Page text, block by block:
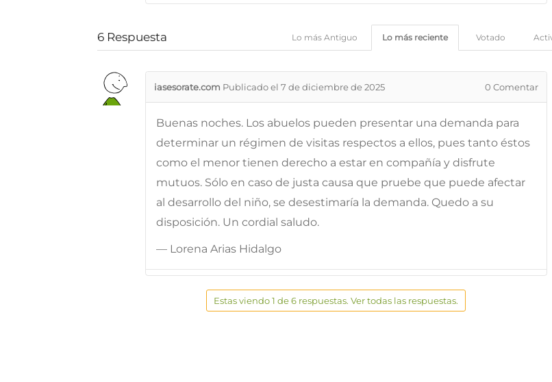
6 Respuesta Votado
Lo más reciente
Lo más Antiguo
iasesorate.com Publicado el 7 de diciembre de 2025 0 Comentar
Buenas noches. Los abuelos pueden presentar una demanda para
determinar un régimen de visitas respectos a ellos, pues tanto éstos
como el menor tienen derecho a estar en compañía y disfrute
mutuos. Sólo en caso de justa causa que pruebe que puede afectar
al desarrollo del niño, se desestimaría la demanda. Quedo a su
disposición. Un cordial saludo.
— Lorena Arias Hidalgo
Estas viendo 1 de 6 respuestas. Ver todas las respuestas.